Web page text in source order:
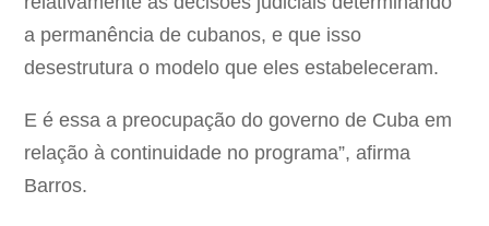
a permanência de cubanos, e que isso
desestrutura o modelo que eles estabeleceram.
E é essa a preocupação do governo de Cuba em
relação à continuidade no programa”, afirma
Barros.